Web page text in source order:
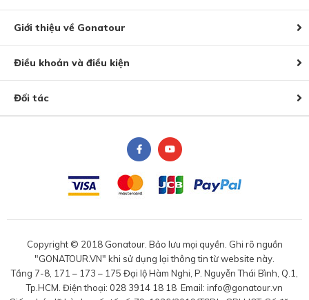
Giới thiệu về Gonatour
Điều khoản và điều kiện
Đối tác
Copyright © 2018 Gonatour. Bảo lưu mọi quyền. Ghi rõ nguồn
"GONATOUR.VN" khi sử dụng lại thông tin từ website này.
Tầng 7-8, 171 – 173 – 175 Đại lộ Hàm Nghi, P. Nguyễn Thái Bình, Q.1,
Tp.HCM. Điện thoại: 028 3914 18 18 Email: info@gonatour.vn